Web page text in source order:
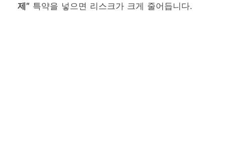
제” 특약을 넣으면 리스크가 크게 줄어듭니다.